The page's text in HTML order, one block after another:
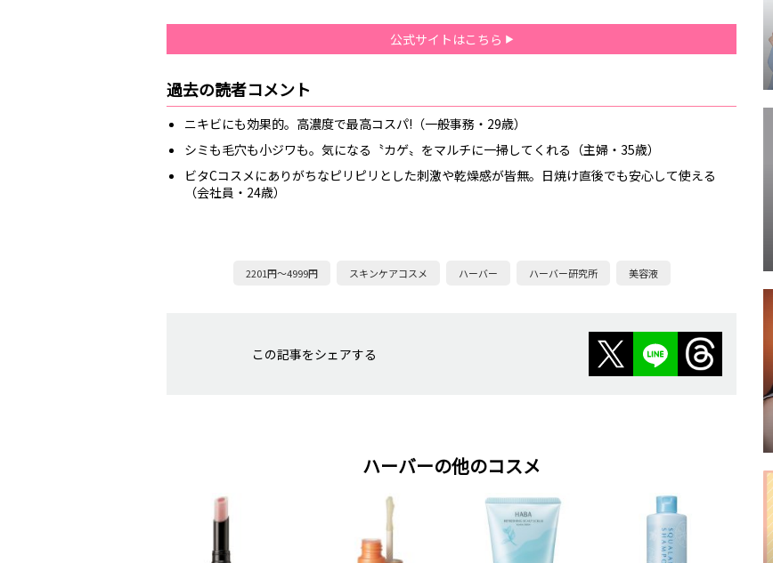
公式サイトはこちら
過去の読者コメント
ニキビにも効果的。高濃度で最高コスパ!（一般事務・29歳）
シミも毛穴も小ジワも。気になる〝カゲ〟をマルチに一掃してくれる（主婦・35歳）
ビタCコスメにありがちなピリピリとした刺激や乾燥感が皆無。日焼け直後でも安心して使える
（会社員・24歳）
2201円～4999円 スキンケアコスメ ハーバー ハーバー研究所 美容液
この記事をシェアする
ハーバーの他のコスメ